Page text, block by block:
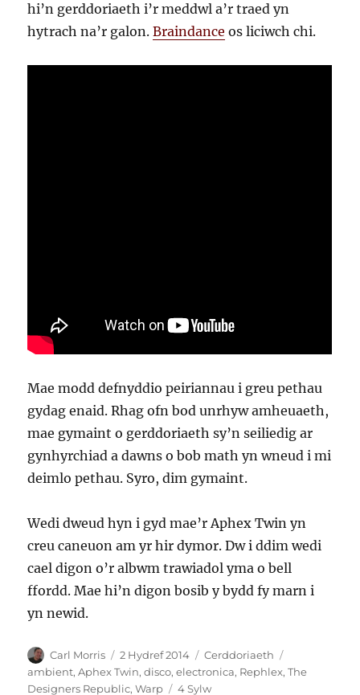
hi’n gerddoriaeth i’r meddwl a’r traed yn
hytrach na’r galon.Braindance os liciwch chi.
Mae modd defnyddio peiriannau i greu pethau
gydag enaid. Rhag ofn bod unrhyw amheuaeth,
mae gymaint o gerddoriaeth sy’n seiliedig ar
gynhyrchiad a dawns o bob math yn wneud i mi
deimlo pethau. Syro, dim gymaint.
Wedi dweud hyn i gyd mae’r Aphex Twin yn
creu caneuon am yr hir dymor. Dw i ddim wedi
cael digon o’r albwm trawiadol yma o bell
ffordd. Mae hi’n digon bosib y bydd fy marn i
yn newid.
Awdur
Carl Morris
Cofnodwyd
ar
2 Hydref 2014 Categorïau
Cerddoriaeth
ambient,Aphex Twin,disco,electronica, Rephlex,The
Designers Republic,Warp 4 Sylwar